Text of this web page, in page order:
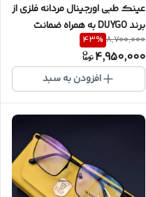
عینک طبی اورجینال مردانه فلزی از
برند DUYGO به همراه ضمانت
یکساله و پکیج کامل ( با
امکان سفارش ساخت عدسی با
نمره چشم شما )‌ کد DY4041
8,700,000
43%
4,950,000
افزودن به سبد